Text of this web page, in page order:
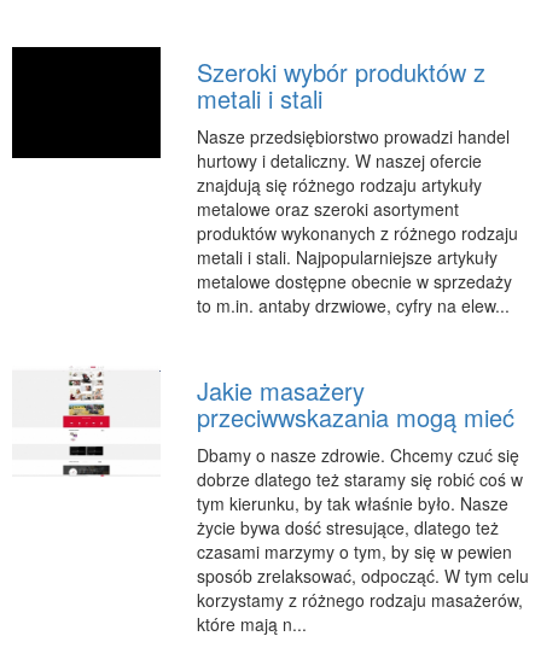
Restauracje, Catering
Adwokaci, Porady Prawne
Sprzątanie, Porządkowanie
WAKACJE
Hotele i Noclegi
Podróże
Dietetyka, Odchudzanie
Szeroki wybór produktów z
metali i stali
Nasze przedsiębiorstwo prowadzi handel
hurtowy i detaliczny. W naszej ofercie
znajdują się różnego rodzaju artykuły
metalowe oraz szeroki asortyment
produktów wykonanych z różnego rodzaju
metali i stali. Najpopularniejsze artykuły
metalowe dostępne obecnie w sprzedaży
to m.in. antaby drzwiowe, cyfry na elew...
Jakie masażery
przeciwwskazania mogą mieć
Dbamy o nasze zdrowie. Chcemy czuć się
dobrze dlatego też staramy się robić coś w
tym kierunku, by tak właśnie było. Nasze
życie bywa dość stresujące, dlatego też
czasami marzymy o tym, by się w pewien
sposób zrelaksować, odpocząć. W tym celu
korzystamy z różnego rodzaju masażerów,
które mają n...